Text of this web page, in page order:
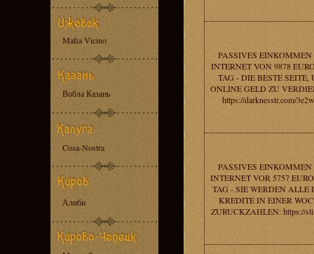
Mafia Vicino
Вобла Казань
Cosa-Nostra
Алиби
PASSIVES
INTERNET VON 9878
TAG - DIE BESTE SEITE,
ONLINE GELD ZU
https://darknesstr.com/
PASSIVES
INTERNET VOR 5757
TAG - SIE WERDEN ALLE
KREDITE IN EINER
ZURUCKZAHLEN: https://